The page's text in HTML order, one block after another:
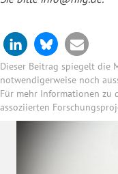
Dieser Beitrag spiegelt die
notwendigerweise noch
Für mehr Informationen zu
assoziierten